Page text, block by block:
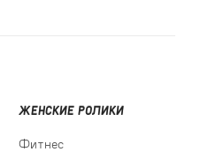
ЖЕНСКИЕ РОЛИКИ
Фитнес